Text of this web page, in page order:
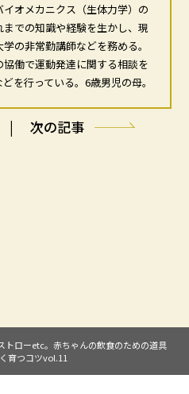
オメカニクス（生体力学）の
での知識や経験を生かし、現
の非常勤講師などを務める。
働で運動発達に関する相談を
を行っている。6歳男児の母。
| 次の記事
トローetc。赤ちゃんの飲食のための道具
育つコツvol.11